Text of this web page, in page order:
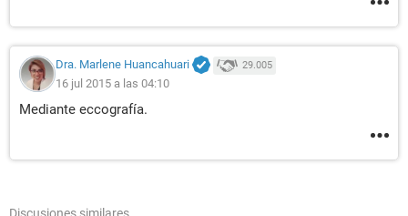
Dra. Marlene Huancahuari 29.005
16 jul 2015 a las 04:10
Mediante eccografía.